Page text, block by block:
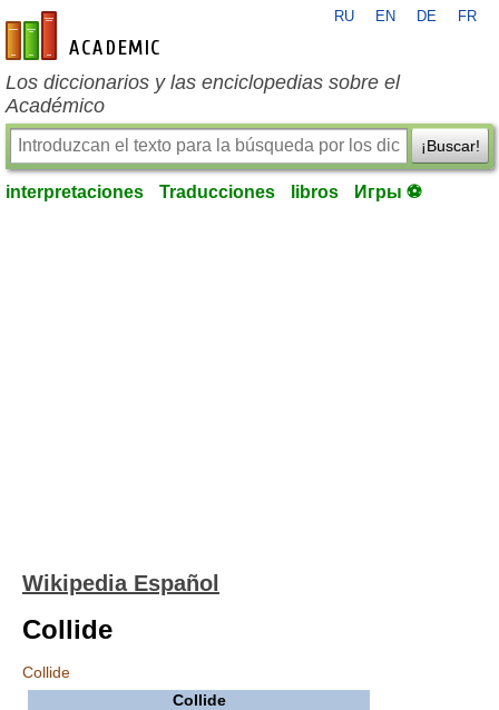
es-academic.com
RU EN DE FR
Los diccionarios y las enciclopedias sobre el
Académico
¡Buscar!
interpretaciones Traducciones libros Игры ⚽
Wikipedia Español
Collide
Collide
Collide